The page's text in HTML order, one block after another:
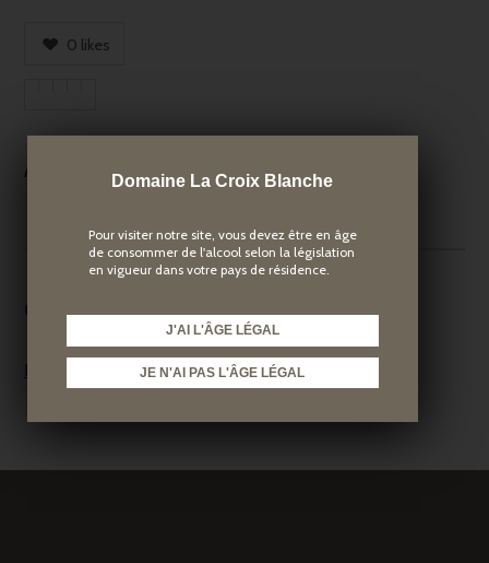
0 likes
ARCHIVES
CATEGORIES
Non classé
Domaine La Croix Blanche
Pour visiter notre site, vous devez être en âge
de consommer de l'alcool selon la législation
en vigueur dans votre pays de résidence.
J'AI L'ÂGE LÉGAL
JE N'AI PAS L'ÂGE LÉGAL